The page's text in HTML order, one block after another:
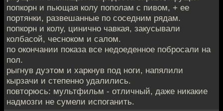
попкорн и пьющая колу пополам с пивом, + ее
портянки, развешанные по соседним рядам.
попкорн и колу, цинично чавкая, закусывали
колбасой, чесноком и салом.
по окончании показа все недоеденное побросали на
пол.
рыгнув дуэтом и харкнув под ноги, напялили
кырзачи и степенно удалились.
повторюсь: мультфильм - отличный, даже никакие
надмозги не сумели испоганить.